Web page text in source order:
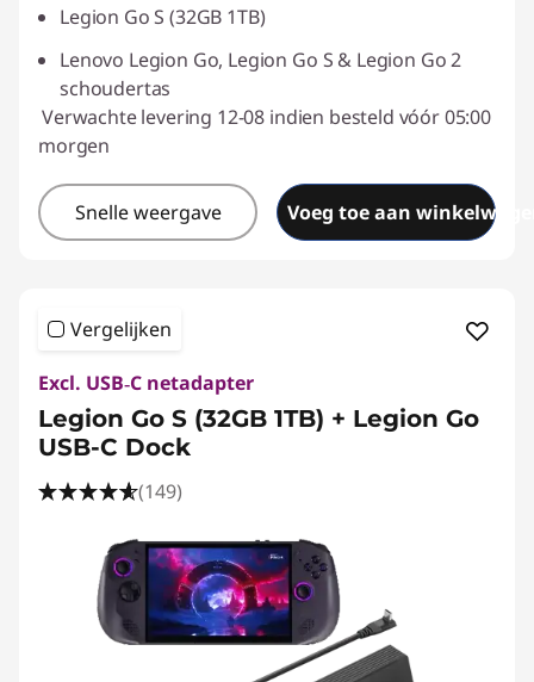
eCoupon gebruiken :SAVE2GETHER
Legion Go S (32GB 1TB)
Lenovo Legion Go, Legion Go S & Legion Go 2
schoudertas
Verwachte levering 12-08 indien besteld vóór 05:00
morgen
Snelle weergave Voeg toe aan
Vergelijken
Excl. USB‑C netadapter
Legion Go S (32GB 1TB) + Legion Go
USB-C Dock
(149)